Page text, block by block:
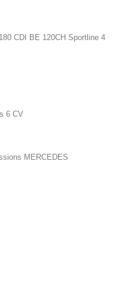
CDI BE 120CH Sportline 4
6 CV
MERCEDES